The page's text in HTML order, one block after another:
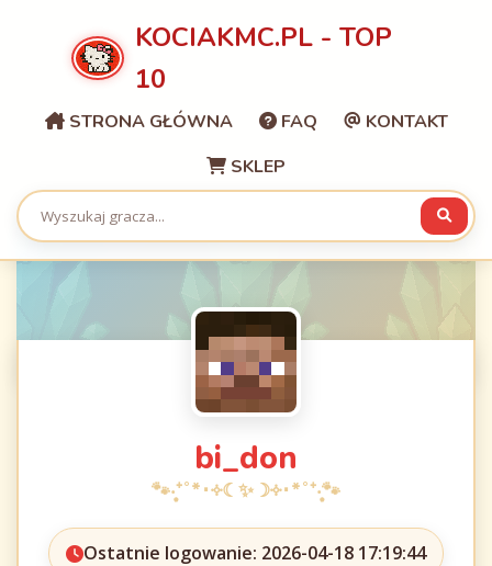
KOCIAKMC.PL - TOP
10
STRONA GŁÓWNA FAQ
KONTAKT
SKLEP
bi_don
Ostatnie logowanie: 2026-04-18 17:19:44